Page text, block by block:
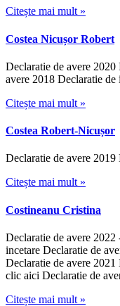
Citește mai mult »
Costea Nicușor Robert
Declaratie de avere
avere 2018 Declaratie de
Citește mai mult »
Costea Robert-Nicușor
Declaratie de avere 2019
Citește mai mult »
Costineanu Cristina
Declaratie de avere 2022
incetare Declaratie de
Declaratie de avere
clic aici Declaratie de
Citește mai mult »